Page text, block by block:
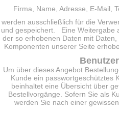
Firma, Name, Adresse, E-Mail,
werden ausschließlich für die
und gespeichert. Eine Weitergabe
der so erhobenen Daten mit
Komponenten unserer Seite
Um über dieses Angebot
Kunde ein passwortgeschütztes
beinhaltet eine Übersicht über
Bestellvorgänge. Sofern Sie als
werden Sie nach einer